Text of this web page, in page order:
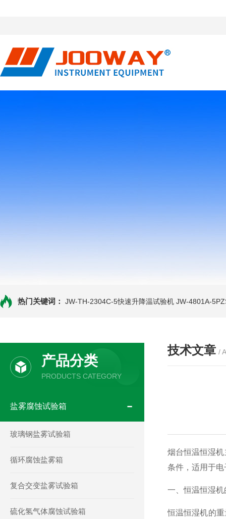
热门关键词： JW-TH-2304C-5快速升降温试验机 JW-4801A-
产品分类
PRODUCTS CATEGORY
盐雾腐蚀试验箱
玻璃钢盐雾试验箱
循环腐蚀盐雾箱
复合交变盐雾试验箱
硫化氢气体腐蚀试验箱
技术文章 /
烟台恒温恒湿
条件，适用于
一、恒温恒湿机
恒温恒湿机的